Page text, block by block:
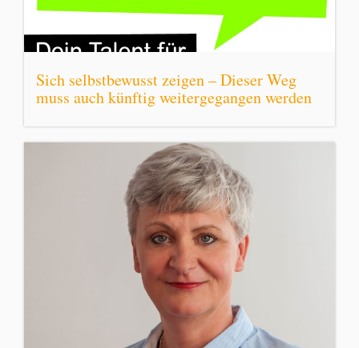
Sich selbstbewusst zeigen – Dieser Weg
muss auch künftig weitergegangen werden